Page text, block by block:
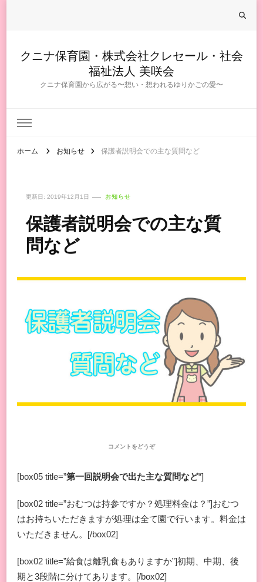
クニナ保育園・株式会社クレセール・社会
福祉法人 美咲会
クニナ保育園から広がる〜想い・想われるゆりかごの愛〜
ホーム お知らせ 保護者説明会での主な質問など
更新日: 2019年12月1日 お知らせ
保護者説明会での主な質
問など
コメントをどうぞ(保
説
で
の
な
ど)
[box05 title=”第一回説明会で出た主な質問など“]
[box02 title=”おむつは持参ですか？処理料金は？”]おむつ
はお持ちいただきますが処理は全て園で行います。料金は
いただきません。[/box02]
[box02 title=”給食は離乳食もありますか”]初期、中期、後
期と3段階に分けてあります。[/box02]